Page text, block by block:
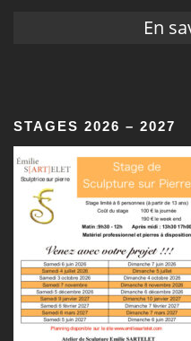
En
STAGES 2026 – 2027